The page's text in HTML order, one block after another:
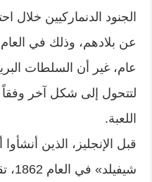
الجنود الدنماركيين خلال
عام، غير أن السلطات
لتتحول إلى شكل آخر
اللعبة.
قبل الإنجليز، الذين